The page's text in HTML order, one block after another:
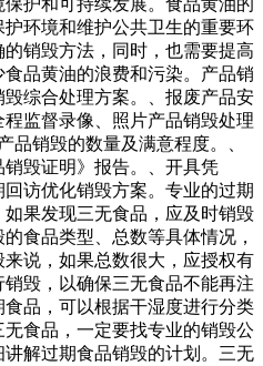
护和可持续发展。食品黄油的
环境和维护公共卫生的重要环
销毁方法，同时，也需要提高
品黄油的浪费和污染。产品销
综合处理方案。、报废产品安
监督录像、照片产品销毁处理
品销毁的数量及满意程度。、
毁证明》报告。、开具凭
访优化销毁方案。专业的过期
果发现三无食品，应及时销毁
食品类型、总数等具体情况，
说，如果总数很大，应授权有
毁，以确保三无食品不能再注
品，可以根据干湿度进行分类
食品，一定要找专业的销毁公
解过期食品销毁的计划。三无